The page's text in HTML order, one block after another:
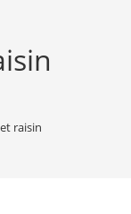
raisin